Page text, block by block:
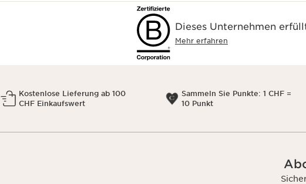
Dieses Unternehmen
Mehr erfahren
Kostenlose Lieferung ab 100
CHF Einkaufswert
Sammeln Sie Punkte: 1 CHF =
10 Punkt